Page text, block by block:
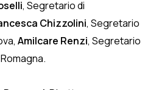
, Segretario di
Chizzolini, Segretario
Amilcare Renzi, Segretario